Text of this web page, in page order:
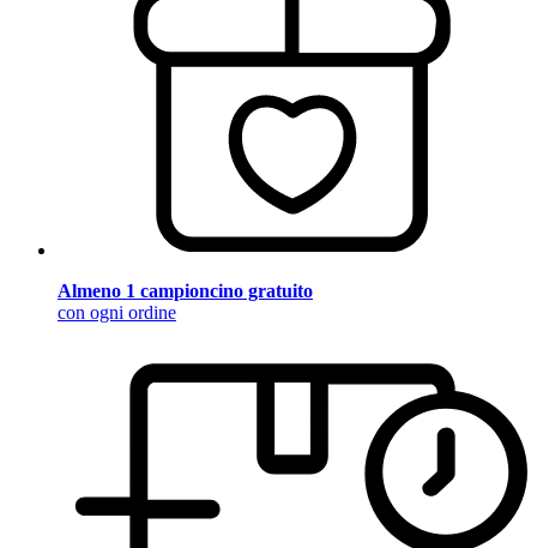
Almeno 1 campioncino gratuito
con ogni ordine